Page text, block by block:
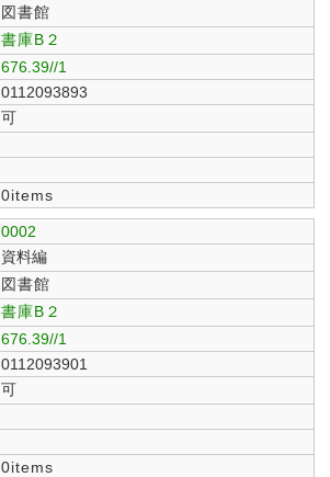
図書館
書庫B２
676.39//1
0112093893
可
0items
0002
資料編
図書館
書庫B２
676.39//1
0112093901
可
0items